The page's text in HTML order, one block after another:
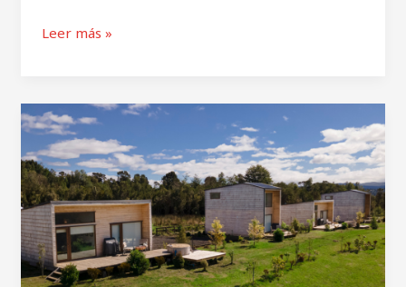
Leer más »
Cabañas
Arrayanes
de
Huillinco